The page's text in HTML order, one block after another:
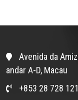
Avenida da
andar A-D, Macau
+853 28 728 121